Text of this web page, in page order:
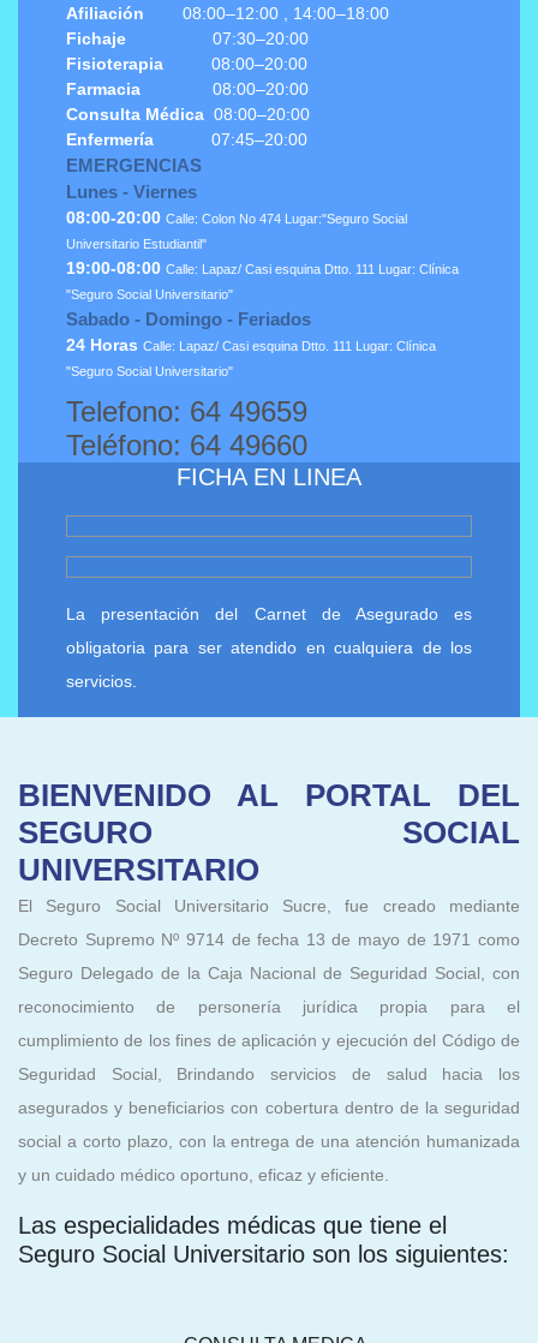
Afiliación 08:00–12:00 , 14:00–18:00
Fichaje 07:30–20:00
Fisioterapia 08:00–20:00
Farmacia 08:00–20:00
Consulta Médica 08:00–20:00
Enfermería 07:45–20:00
EMERGENCIAS
Lunes - Viernes
08:00-20:00 Calle: Colon No 474 Lugar:"Seguro Social
Universitario Estudiantil"
19:00-08:00 Calle: Lapaz/ Casi esquina Dtto. 111 Lugar: Clínica
"Seguro Social Universitario"
Sabado - Domingo - Feriados
24 Horas Calle: Lapaz/ Casi esquina Dtto. 111 Lugar: Clínica
"Seguro Social Universitario"
Telefono: 64 49659
Teléfono: 64 49660
FICHA EN LINEA
La presentación del Carnet de Asegurado es
obligatoria para ser atendido en cualquiera de los
servicios.
BIENVENIDO AL PORTAL DEL
SEGURO SOCIAL
UNIVERSITARIO
El Seguro Social Universitario Sucre, fue creado mediante
Decreto Supremo Nº 9714 de fecha 13 de mayo de 1971 como
Seguro Delegado de la Caja Nacional de Seguridad Social, con
reconocimiento de personería jurídica propia para el
cumplimiento de los fines de aplicación y ejecución del Código de
Seguridad Social, Brindando servicios de salud hacia los
asegurados y beneficiarios con cobertura dentro de la seguridad
social a corto plazo, con la entrega de una atención humanizada
y un cuidado médico oportuno, eficaz y eficiente.
Las especialidades médicas que tiene el
Seguro Social Universitario son los siguientes: